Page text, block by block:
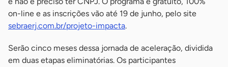
on-line e as inscrições vão até 19 de junho, pelo site
sebraerj.com.br/projeto-impacta.
Serão cinco meses dessa jornada de aceleração, dividida
em duas etapas eliminatórias. Os participantes